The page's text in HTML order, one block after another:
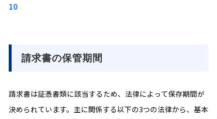
10
請求書の保管期間
請求書は証憑書類に該当するため、法律によって保存期間が
決められています。主に関係する以下の3つの法律から、基本